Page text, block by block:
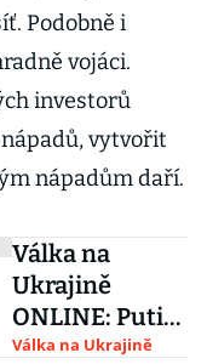
Podobně i
vojáci.
investorů
vytvořit
nápadům daří.
Válka na
Ukrajině
ONLINE: Putin
cítí
Válka na Ukrajině